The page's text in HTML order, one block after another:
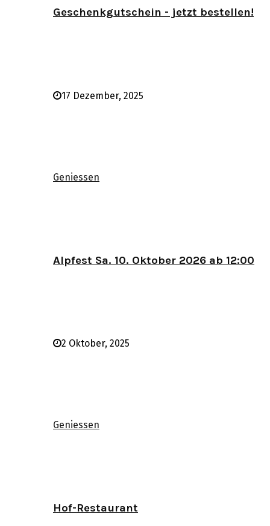
Geschenkgutschein - jetzt bestellen!
17 Dezember, 2025
Geniessen
Alpfest Sa. 10. Oktober 2026 ab 12:00
2 Oktober, 2025
Geniessen
Hof-Restaurant